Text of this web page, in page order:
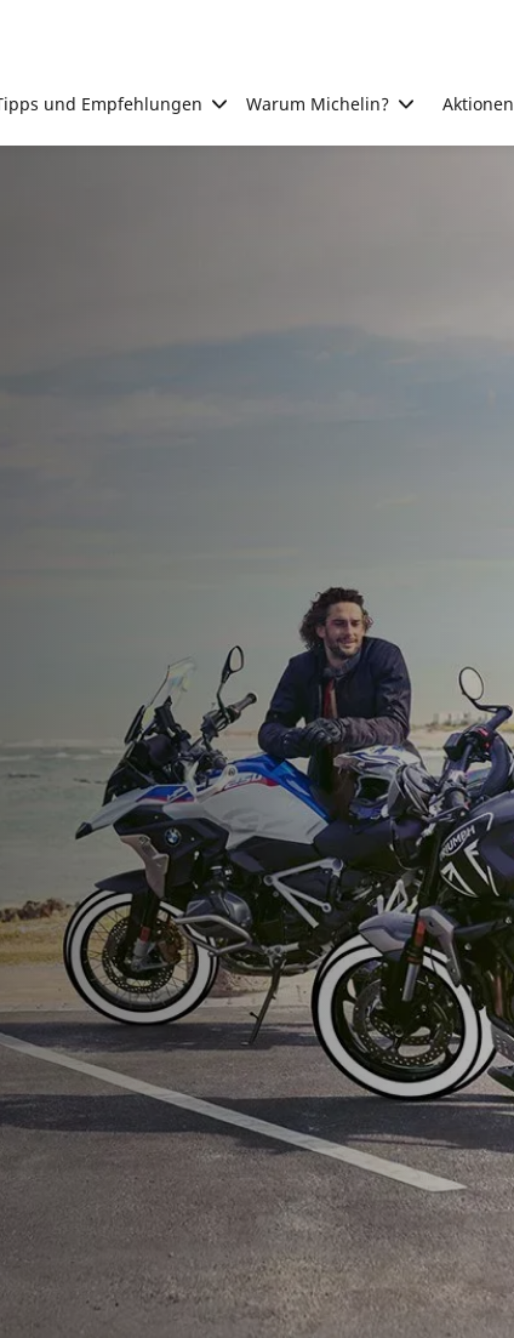
und Empfehlungen Warum Michelin? Aktionen